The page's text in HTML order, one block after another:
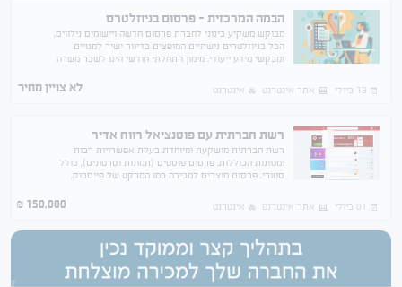
הבמה המרכזית - פרסום בניוזלטרס
מבוקש משקיע בינוני לחברת פרסום חדשה ויישומים נילווים,
הכל בניוזלטרים נישתיים המופצים בדיוור ישיר למנויים
ומבקשי מידע ייעודי. מימון התחלתי חודשי הינו לשכר משרה
13 ביולי
אתר אינטרנט אינטרנט לא צויין מחיר
רשת חברתית עם פוטנציאל רווח אדיר
רשת חברתית מושקעת ומיוחדת בעלת אפשרויות רבות
ומגוונות הכוללות, פרסום פוסטים (תמונות וסרטונים), כולל
סטורי, פרסום מוצרים למכירה כמו המרקט של פייסבוק,
01 ביולי
אתר אינטרנט אינטרנט 150,000
₪